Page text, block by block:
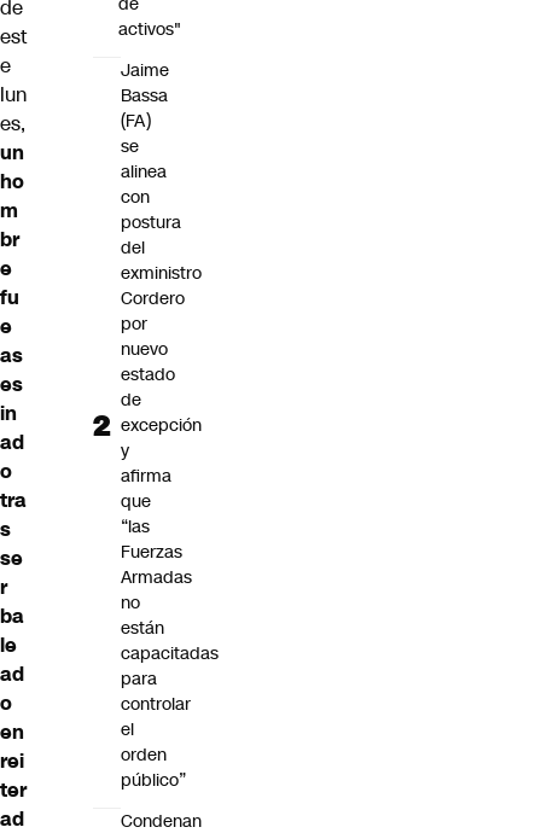
de
est
e
lun
es,
un
ho
m
br
e
fu
e
as
es
in
ad
o
tra
s
se
r
ba
le
ad
o
en
rei
ter
ad
activos"
Jaime
Bassa
(FA)
se
alinea
con
postura
del
exministro
Cordero
por
nuevo
estado
de
excepción
y
afirma
que
“las
Fuerzas
Armadas
no
están
capacitadas
para
controlar
el
orden
público”
Condenan